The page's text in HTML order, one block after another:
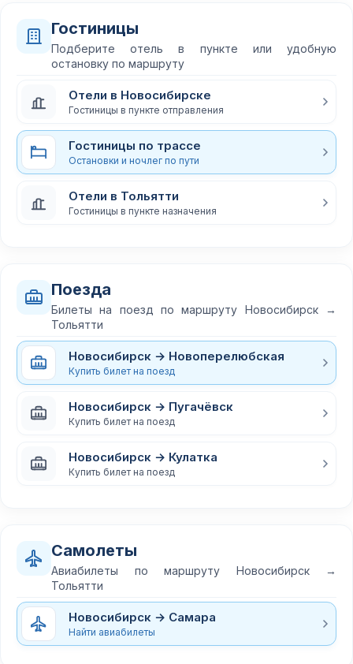
Гостиницы
Подберите отель в пункте или удобную
остановку по маршруту
Отели в Новосибирске
Гостиницы в пункте отправления
Гостиницы по трассе
Остановки и ночлег по пути
Отели в Тольятти
Гостиницы в пункте назначения
Поезда
Билеты на поезд по маршруту Новосибирск →
Тольятти
Новосибирск → Новоперелюбская
Купить билет на поезд
Новосибирск → Пугачёвск
Купить билет на поезд
Новосибирск → Кулатка
Купить билет на поезд
Самолеты
Авиабилеты по маршруту Новосибирск →
Тольятти
Новосибирск → Самара
Найти авиабилеты